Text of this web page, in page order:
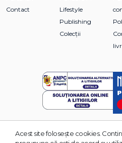
Contact
Lifestyle
Publishing
Colecții
© 2026 Grupul Editorial TREI.
Acest site foloseşte cookies.